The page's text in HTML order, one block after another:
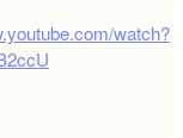
watch?